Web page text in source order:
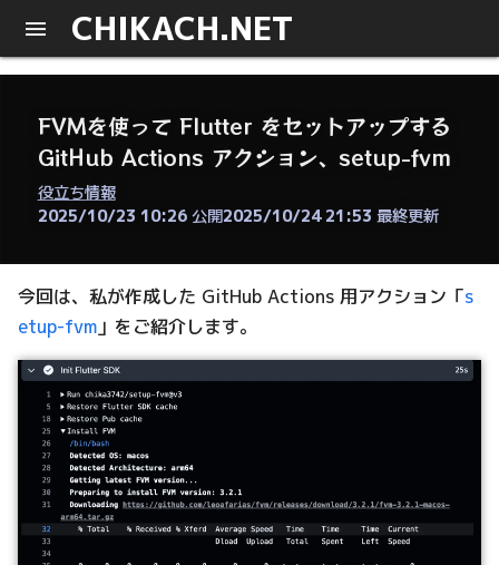
CHIKACH.NET
FVMを使って Flutter をセットアップする
GitHub Actions アクション、setup-fvm
役立ち情報
2025/10/23 10:26 公開2025/10/24 21:53 最終更新
今回は、私が作成した GitHub Actions 用アクション「s
etup-fvm 」をご紹介します。